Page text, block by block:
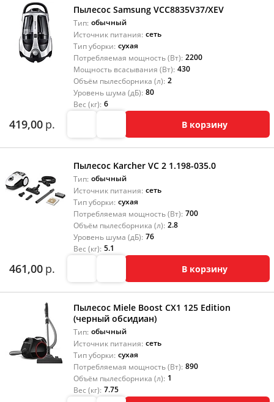
Пылесос Samsung VCC8835V37/XEV
Тип: обычный
Источник питания: сеть
Тип уборки: сухая
Потребляемая мощность (Вт): 2200
Мощность всасывания (Вт): 430
Объём пылесборника (л): 2
Уровень шума (дБ): 80
Вес (кг): 6
419,00 р. В корзину
Пылесос Karcher VC 2 1.198-035.0
Тип: обычный
Источник питания: сеть
Тип уборки: сухая
Потребляемая мощность (Вт): 700
Объём пылесборника (л): 2.8
Уровень шума (дБ): 76
Вес (кг): 5.1
461,00 р. В корзину
Пылесос Miele Boost CX1 125 Edition
(черный обсидиан)
Тип: обычный
Источник питания: сеть
Тип уборки: сухая
Потребляемая мощность (Вт): 890
Объём пылесборника (л): 1
Вес (кг): 7.75